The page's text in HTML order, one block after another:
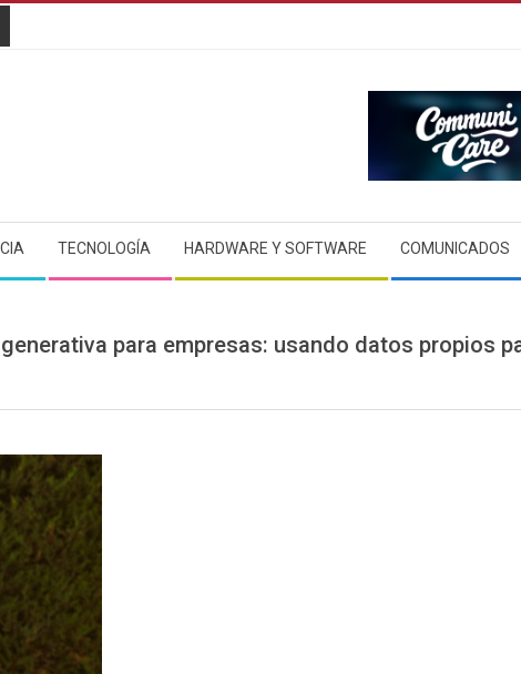
TECNOLOGÍA HARDWARE Y SOFTWARE COMUNICADOS
para empresas: usando datos propios